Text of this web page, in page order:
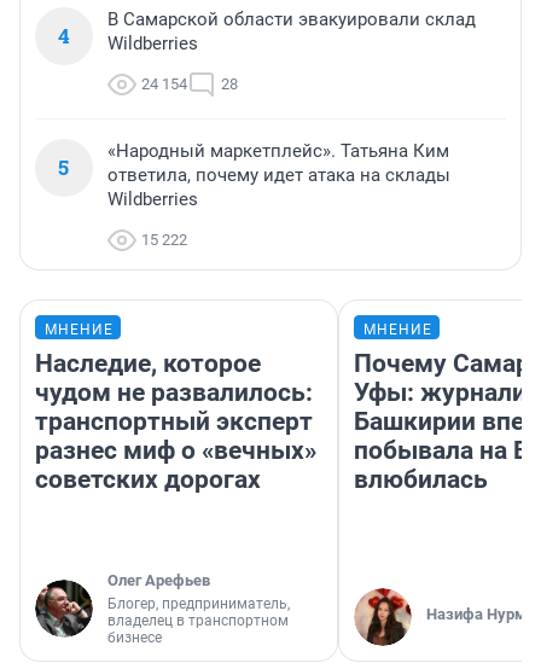
4
В Самарской области эвакуировали склад
Wildberries
24 154 28
5
«Народный маркетплейс». Татьяна Ким
ответила, почему идет атака на склады
Wildberries
15 222
МНЕНИЕ
Наследие, которое
чудом не развалилось:
транспортный эксперт
разнес миф о «вечных»
советских дорогах
Олег Арефьев
Блогер, предприниматель,
владелец в транспортном
бизнесе
МНЕНИЕ
Почему
Уфы:
Башкирии
побывала на
влюбилась
Назифа